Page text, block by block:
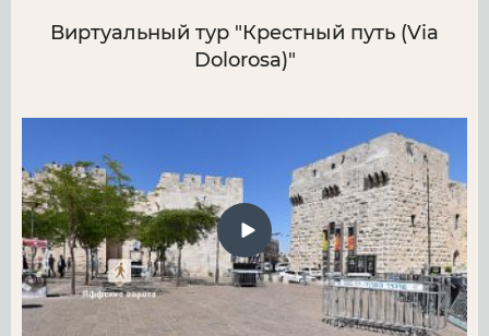
Виртуальный тур "Крестный путь (Via
Dolorosa)"